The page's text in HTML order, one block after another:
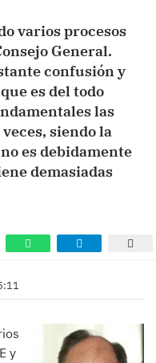
varios procesos
General.
confusión y
es del todo
las
siendo la
es debidamente
demasiadas
y